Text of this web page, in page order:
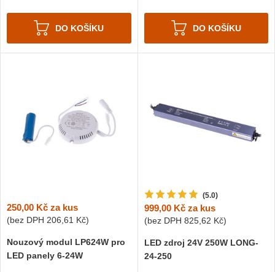
DO KOŠÍKU DO KOŠÍKU
250,00 Kč za kus
(bez DPH 206,61 Kč)
Nouzový modul LP624W pro
LED panely 6-24W
(5.0)
999,00 Kčza kus
(bez DPH 825,62 Kč)
LED zdroj 24V 250W LONG-
24-250